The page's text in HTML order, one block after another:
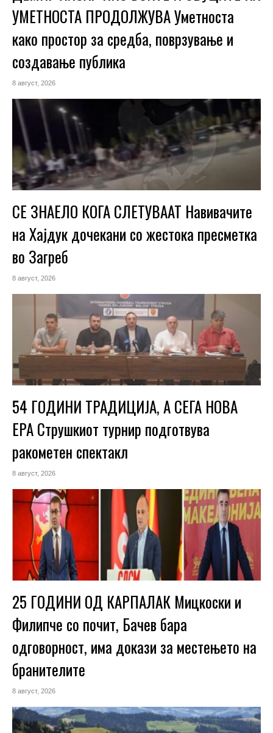
УМЕТНОСТА ПРОДОЛЖУВА Уметноста
како простор за средба, поврзување и
создавање публика
8 август, 2026
СЕ ЗНАЕЛО КОГА СЛЕТУВААТ Навивачите
на Хајдук дочекани со жестока пресметка
во Загреб
8 август, 2026
54 ГОДИНИ ТРАДИЦИЈА, А СЕГА НОВА
ЕРА Струшкиот турнир подготвува
ракометен спектакл
8 август, 2026
25 ГОДИНИ ОД КАРПАЛАК Мицкоски и
Филипче со почит, Бачев бара
одговорност, има докази за местењето на
бранителите
8 август, 2026